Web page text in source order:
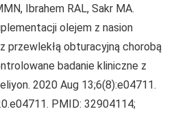
Ibrahem RAL, Sakr MA.
olejem z nasion
przewlekłą obturacyjną chorobą
badanie kliniczne z
2020 Aug 13;6(8):e04711.
PMID: 32904114;